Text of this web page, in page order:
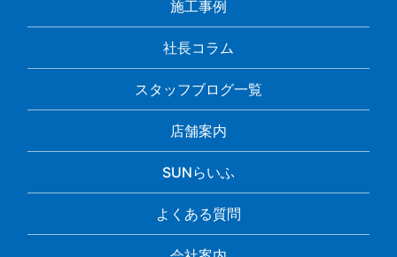
施工事例
社長コラム
スタッフブログ一覧
店舗案内
SUNらいふ
よくある質問